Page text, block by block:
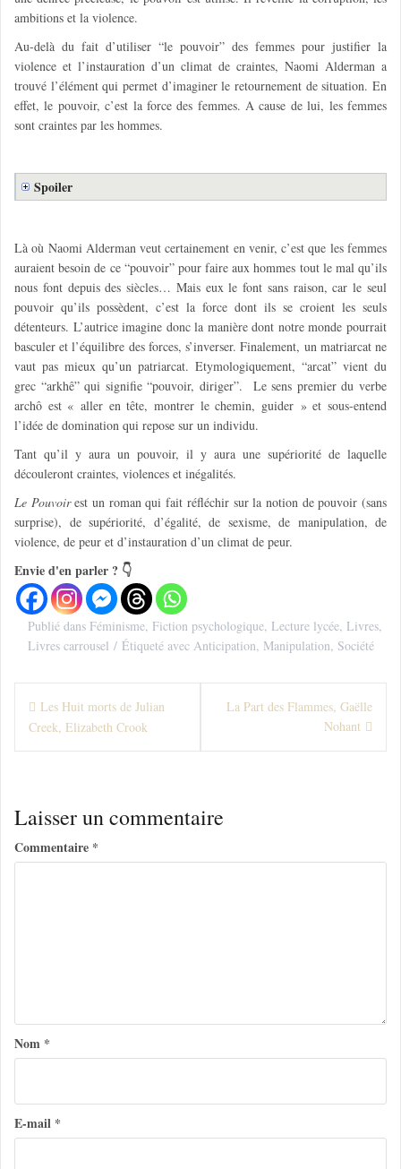
ambitions et la violence.
Au-delà du fait d’utiliser “le pouvoir” des femmes pour justifier la
violence et l’instauration d’un climat de craintes, Naomi Alderman a
trouvé l’élément qui permet d’imaginer le retournement de situation. En
effet, le pouvoir, c’est la force des femmes. A cause de lui, les femmes
sont craintes par les hommes.
Spoiler
Là où Naomi Alderman veut certainement en venir, c’est que les femmes
auraient besoin de ce “pouvoir” pour faire aux hommes tout le mal qu’ils
nous font depuis des siècles… Mais eux le font sans raison, car le seul
pouvoir qu’ils possèdent, c’est la force dont ils se croient les seuls
détenteurs. L’autrice imagine donc la manière dont notre monde pourrait
basculer et l’équilibre des forces, s’inverser. Finalement, un matriarcat ne
vaut pas mieux qu’un patriarcat. Etymologiquement, “arcat” vient du
grec “arkhê” qui signifie “pouvoir, diriger”. Le sens premier du verbe
archô est « aller en tête, montrer le chemin, guider » et sous-entend
l’idée de domination qui repose sur un individu.
Tant qu’il y aura un pouvoir, il y aura une supériorité de laquelle
découleront craintes, violences et inégalités.
Le Pouvoirest un roman qui fait réfléchir sur la notion de pouvoir (sans
surprise), de supériorité, d’égalité, de sexisme, de manipulation, de
violence, de peur et d’instauration d’un climat de peur.
Envie d'en parler ? 👇
Publié dans Féminisme, Fiction psychologique, Lecture lycée, Livres,
Livres carrousel
Étiqueté avec Anticipation, Manipulation, Société
N
i
g
a
e
l
’
a
Les Huit morts de Julian
Creek, Elizabeth Crook
La Part des Flammes, Gaëlle
Nohant
Laisser un commentaire
Commentaire *
Nom *
E-mail *